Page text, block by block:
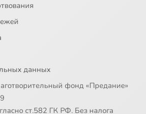
данных
фонд «Предание»
ст.582 ГК РФ. Без налога